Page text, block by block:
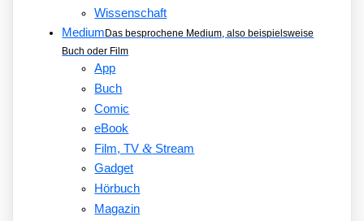
Wissenschaft
Medium Das besprochene Medium, also beispielsweise
Buch oder Film
App
Buch
Comic
eBook
Film, TV&Stream
Gadget
Hörbuch
Magazin